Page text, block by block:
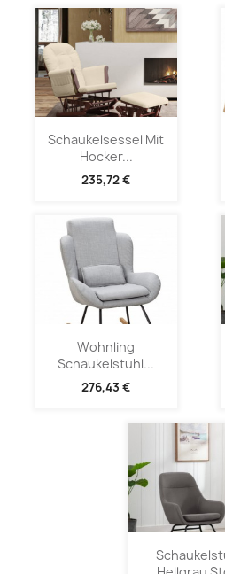
Schaukelsessel Mit
Hocker...
235,72 €
Wohnling
Schaukelstuhl...
276,43 €